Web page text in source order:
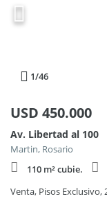
1/46
USD 450.000
Av. Libertad al 100
Martin, Rosario
110 m² cubie.